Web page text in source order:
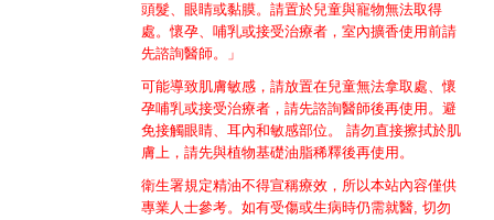
頭髮、眼睛或黏膜。請置於兒童與寵物無法取得
處。懷孕、哺乳或接受治療者，室內擴香使用前請
先諮詢醫師。」
可能導致肌膚敏感，請放置在兒童無法拿取處、懷
孕哺乳或接受治療者，請先諮詢醫師後再使用。避
免接觸眼睛、耳內和敏感部位。 請勿直接擦拭於肌
膚上，請先與植物基礎油脂稀釋後再使用。
衛生署規定精油不得宣稱療效，所以本站內容僅供
專業人士參考。如有受傷或生病時仍需就醫, 切勿